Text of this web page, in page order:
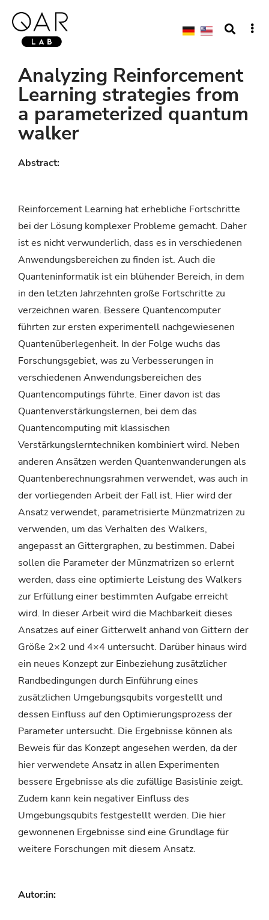
Analyzing Reinforcement
Learning strategies from
a parameterized quantum
walker
Abstract:
Reinforcement Learning hat erhebliche Fortschritte
bei der Lösung komplexer Probleme gemacht. Daher
ist es nicht verwunderlich, dass es in verschiedenen
Anwendungsbereichen zu finden ist. Auch die
Quanteninformatik ist ein blühender Bereich, in dem
in den letzten Jahrzehnten große Fortschritte zu
verzeichnen waren. Bessere Quantencomputer
führten zur ersten experimentell nachgewiesenen
Quantenüberlegenheit. In der Folge wuchs das
Forschungsgebiet, was zu Verbesserungen in
verschiedenen Anwendungsbereichen des
Quantencomputings führte. Einer davon ist das
Quantenverstärkungslernen, bei dem das
Quantencomputing mit klassischen
Verstärkungslerntechniken kombiniert wird. Neben
anderen Ansätzen werden Quantenwanderungen als
Quantenberechnungsrahmen verwendet, was auch in
der vorliegenden Arbeit der Fall ist. Hier wird der
Ansatz verwendet, parametrisierte Münzmatrizen zu
verwenden, um das Verhalten des Walkers,
angepasst an Gittergraphen, zu bestimmen. Dabei
sollen die Parameter der Münzmatrizen so erlernt
werden, dass eine optimierte Leistung des Walkers
zur Erfüllung einer bestimmten Aufgabe erreicht
wird. In dieser Arbeit wird die Machbarkeit dieses
Ansatzes auf einer Gitterwelt anhand von Gittern der
Größe 2×2 und 4×4 untersucht. Darüber hinaus wird
ein neues Konzept zur Einbeziehung zusätzlicher
Randbedingungen durch Einführung eines
zusätzlichen Umgebungsqubits vorgestellt und
dessen Einfluss auf den Optimierungsprozess der
Parameter untersucht. Die Ergebnisse können als
Beweis für das Konzept angesehen werden, da der
hier verwendete Ansatz in allen Experimenten
bessere Ergebnisse als die zufällige Basislinie zeigt.
Zudem kann kein negativer Einfluss des
Umgebungsqubits festgestellt werden. Die hier
gewonnenen Ergebnisse sind eine Grundlage für
weitere Forschungen mit diesem Ansatz.
Autor:in: